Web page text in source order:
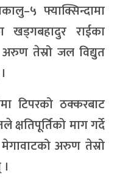
फ्याक्सिन्दामा
खड्गबहादुर राईका
तेस्रो जल विद्युत
टिपरको ठक्करबाट
माग गर्दे
मेगावाटको अरुण तेस्रो